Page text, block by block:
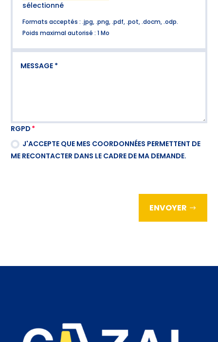
sélectionné
Formats acceptés : .jpg, .png, .pdf, .pot, .docm, .odp.
Poids maximal autorisé : 1 Mo
RGPD
J'ACCEPTE QUE MES COORDONNÉES PERMETTENT DE
ME RECONTACTER DANS LE CADRE DE MA DEMANDE.
ENVOYER